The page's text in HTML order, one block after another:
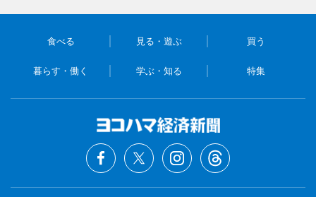
食べる 見る・遊ぶ 買う
暮らす・働く 学ぶ・知る 特集